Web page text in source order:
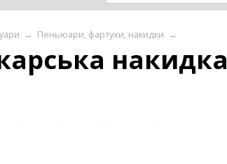
→ Пеньюари, фартухи, накидки →